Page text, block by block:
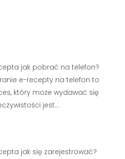
jak pobrać na telefon?
e-recepty na telefon to
który może wydawać się
jest…
jak się zarejestrować?